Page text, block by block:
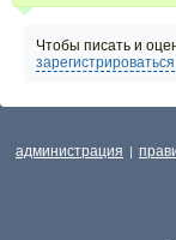
Чтобы писать и
зарегистрироваться
администрация |